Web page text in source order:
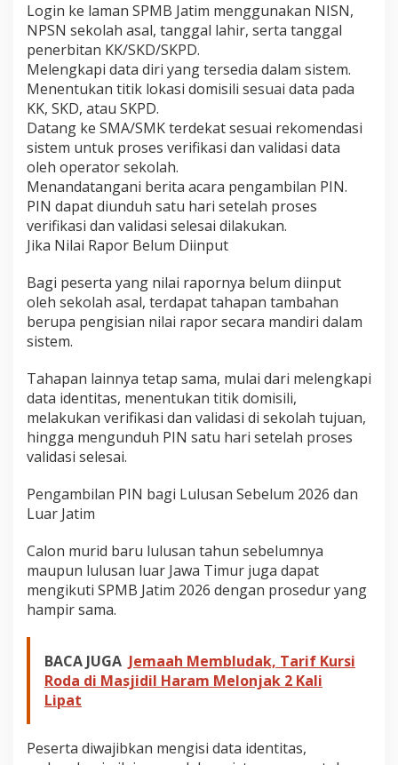
Login ke laman SPMB Jatim menggunakan NISN,
NPSN sekolah asal, tanggal lahir, serta tanggal
penerbitan KK/SKD/SKPD.
Melengkapi data diri yang tersedia dalam sistem.
Menentukan titik lokasi domisili sesuai data pada
KK, SKD, atau SKPD.
Datang ke SMA/SMK terdekat sesuai rekomendasi
sistem untuk proses verifikasi dan validasi data
oleh operator sekolah.
Menandatangani berita acara pengambilan PIN.
PIN dapat diunduh satu hari setelah proses
verifikasi dan validasi selesai dilakukan.
Jika Nilai Rapor Belum Diinput
Bagi peserta yang nilai rapornya belum diinput
oleh sekolah asal, terdapat tahapan tambahan
berupa pengisian nilai rapor secara mandiri dalam
sistem.
Tahapan lainnya tetap sama, mulai dari melengkapi
data identitas, menentukan titik domisili,
melakukan verifikasi dan validasi di sekolah tujuan,
hingga mengunduh PIN satu hari setelah proses
validasi selesai.
Pengambilan PIN bagi Lulusan Sebelum 2026 dan
Luar Jatim
Calon murid baru lulusan tahun sebelumnya
maupun lulusan luar Jawa Timur juga dapat
mengikuti SPMB Jatim 2026 dengan prosedur yang
hampir sama.
BACA JUGA Jemaah Membludak, Tarif Kursi
Roda di Masjidil Haram Melonjak 2 Kali
Lipat
Peserta diwajibkan mengisi data identitas,